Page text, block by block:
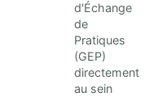
d'Échange
de
Pratiques
(GEP)
directement
au sein